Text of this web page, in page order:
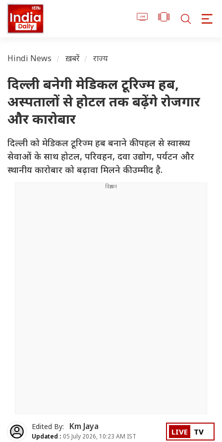
Hindi News ख़बरें राज्य
दिल्ली बनेगी मेडिकल टूरिज्म हब,
अस्पतालों से होटल तक बढ़ेंगे रोजगार
और कारोबार
दिल्ली को मेडिकल टूरिज्म हब बनाने की पहल से स्वास्थ्य
सेवाओं के साथ होटल, परिवहन, दवा उद्योग, पर्यटन और
स्थानीय कारोबार को बढ़ावा मिलने की उम्मीद है.
Edited By: Km Jaya
Updated : 05 July 2026, 10:23 AM IST LIVE TV